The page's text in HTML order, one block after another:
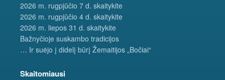
2026 m. rugpjūčio 7 d. skaitykite
2026 m. rugpjūčio 4 d. skaitykite
2026 m. liepos 31 d. skaitykite
Bažnyčioje suskambo tradicijos
… Ir suėjo į didelį būrį Žemaitijos „Bočiai“
Skaitomiausi